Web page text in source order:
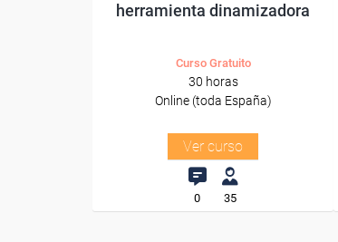
herramienta dinamizadora
Curso Gratuito
30 horas
Online (toda España)
Ver curso
0 35